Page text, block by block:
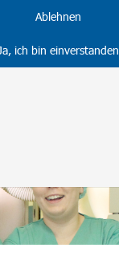
Ablehnen
ich bin einverstanden